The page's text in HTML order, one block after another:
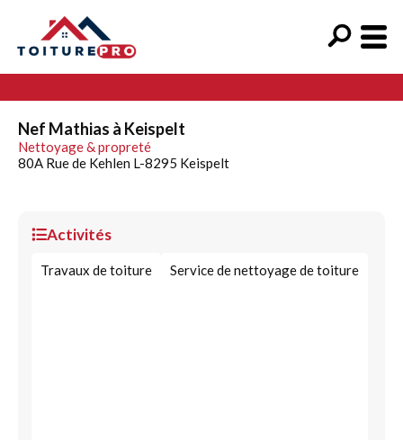
Nef Mathias à Keispelt
Nettoyage & propreté
80A Rue de Kehlen L-8295 Keispelt
Activités
Travaux de toiture Service de nettoyage de toiture